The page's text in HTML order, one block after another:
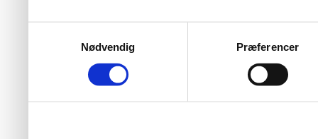
Nødvendig
Præferencer